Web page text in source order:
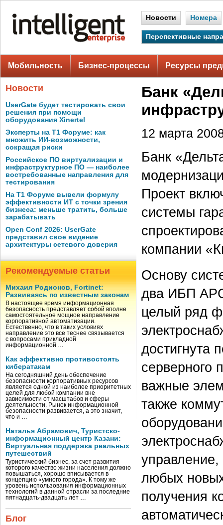
Новости Номера
Перспективные
Мобильность Бизнес-процессы Ресурсы
Новости
UserGate будет тестировать свои
решения при помощи
оборудования Xinertel
Эксперты на Т1 Форуме: как
множить ИИ-возможности,
сокращая риски
Российское ПО виртуализации и
инфраструктурное ПО — наиболее
востребованные направления для
тестирования
На Т1 Форуме вывели формулу
эффективности ИТ с точки зрения
бизнеса: меньше тратить, больше
зарабатывать
Open Conf 2026: UserGate
представил свое видение
архитектуры сетевого доверия
Рекомендуемые статьи
Михаил Родионов, Fortinet:
Развиваясь по известным законам
В настоящее время информационная
безопасность представляет собой вполне
самостоятельное мощное направление
корпоративной автоматизации.
Естественно, что в таких условиях
направление это все теснее связывается
с вопросами прикладной
информационной …
Как эффективно противостоять
кибератакам
На сегодняшний день обеспечение
безопасности корпоративных ресурсов
является одной из наиболее приоритетных
целей для любой компании вне
зависимости от масштабов и сферы
деятельности. Рынок информационной
безопасности развивается, а это значит,
что и …
Наталья Абрамович, Туристско-
информационный центр Казани:
Виртуальная поддержка реальных
путешествий
Туристический бизнес, за счет развития
которого качество жизни населения должно
повышаться, хорошо вписывается в
концепцию «умного города». К тому же
уровень использования информационных
технологий в данной отрасли за последние
пятнадцать-двадцать лет …
Блог
Банк
12 марта
Банк
Проект
системы
компании
Основу
два ИБП
целый ряд
достигнута
серверного
важные
также
управление,
любых
получения